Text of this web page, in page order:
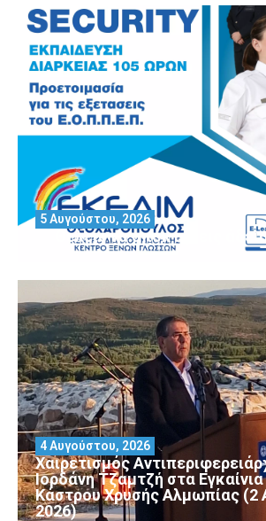
Θέλεις να αποκτήσεις
5 Αυγούστου, 2026
Χαιρετισμός
Ιορδάνη Τζαμτζή στα
Κάστρου Χρυσής Αλμωπίας (2
2026)
4 Αυγούστου, 2026